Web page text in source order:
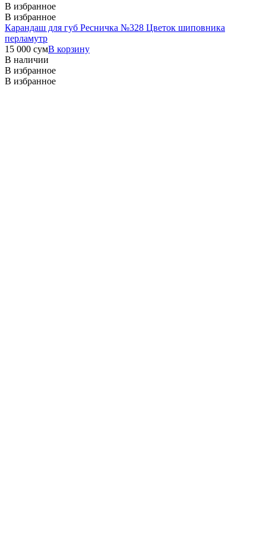
В избранное
В избранное
Карандаш для губ Ресничка №328 Цветок шиповника
перламутр
15 000 сумВ корзину
В наличии
В избранное
В избранное